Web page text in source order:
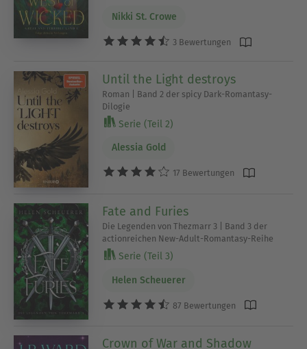
Nikki St. Crowe
3 Bewertungen
Until the Light destroys
Roman | Band 2 der spicy Dark-Romantasy-
Dilogie
Serie (Teil 2)
Alessia Gold
17 Bewertungen
Fate and Furies
Die Legenden von Thezmarr 3 | Band 3 der
actionreichen New-Adult-Romantasy-Reihe
Serie (Teil 3)
Helen Scheuerer
87 Bewertungen
Crown of War and Shadow